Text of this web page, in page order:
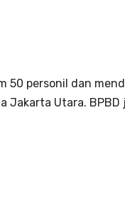
50 personil dan
Jakarta Utara.